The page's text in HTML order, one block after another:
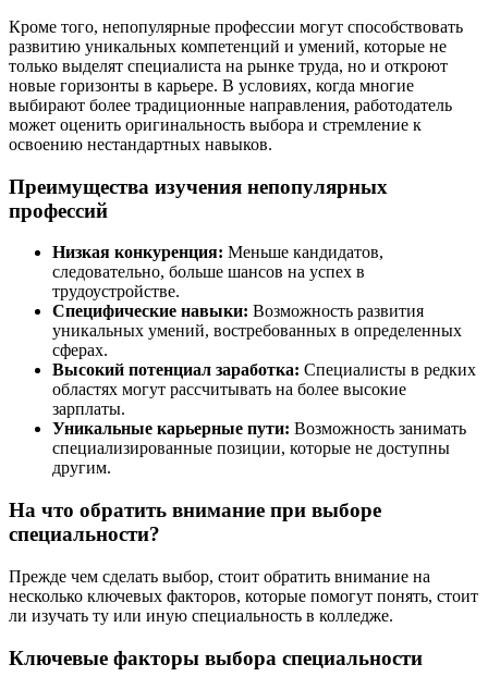
Кроме того, непопулярные профессии могут способствовать
развитию уникальных компетенций и умений, которые не
только выделят специалиста на рынке труда, но и откроют
новые горизонты в карьере. В условиях, когда многие
выбирают более традиционные направления, работодатель
может оценить оригинальность выбора и стремление к
освоению нестандартных навыков.
Преимущества изучения непопулярных
профессий
Низкая конкуренция: Меньше кандидатов,
следовательно, больше шансов на успех в
трудоустройстве.
Специфические навыки: Возможность развития
уникальных умений, востребованных в определенных
сферах.
Высокий потенциал заработка: Специалисты в редких
областях могут рассчитывать на более высокие
зарплаты.
Уникальные карьерные пути: Возможность занимать
специализированные позиции, которые не доступны
другим.
На что обратить внимание при выборе
специальности?
Прежде чем сделать выбор, стоит обратить внимание на
несколько ключевых факторов, которые помогут понять, стоит
ли изучать ту или иную специальность в колледже.
Ключевые факторы выбора специальности